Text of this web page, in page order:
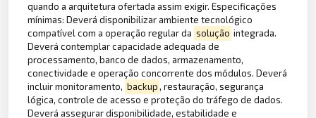
quando a arquitetura ofertada assim exigir. Especificações
mínimas: Deverá disponibilizar ambiente tecnológico
compatível com a operação regular da solução integrada.
Deverá contemplar capacidade adequada de
processamento, banco de dados, armazenamento,
conectividade e operação concorrente dos módulos. Deverá
incluir monitoramento, backup, restauração, segurança
lógica, controle de acesso e proteção do tráfego de dados.
Deverá assegurar disponibilidade, estabilidade e